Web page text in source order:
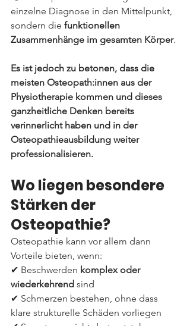
einzelne Diagnose in den Mittelpunkt,
sondern die funktionellen
Zusammenhänge im gesamten Körper.
Es ist jedoch zu betonen, dass die
meisten Osteopath:innen aus der
Physiotherapie kommen und dieses
ganzheitliche Denken bereits
verinnerlicht haben und in der
Osteopathieausbildung weiter
professionalisieren.
Wo liegen besondere
Stärken der
Osteopathie?
Osteopathie kann vor allem dann
Vorteile bieten, wenn:
✔ Beschwerden komplex oder
wiederkehrend sind
✔ Schmerzen bestehen, ohne dass
klare strukturelle Schäden vorliegen